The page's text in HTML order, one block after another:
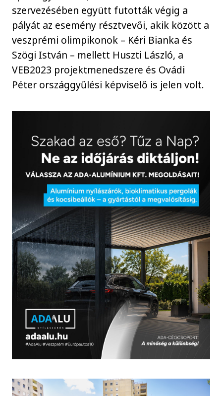
szervezésében együtt futották végig a
pályát az esemény résztvevői, akik között a
veszprémi olimpikonok – Kéri Bianka és
Szögi István – mellett Huszti László, a
VEB2023 projektmenedszere és Ovádi
Péter országgyűlési képviselő is jelen volt.